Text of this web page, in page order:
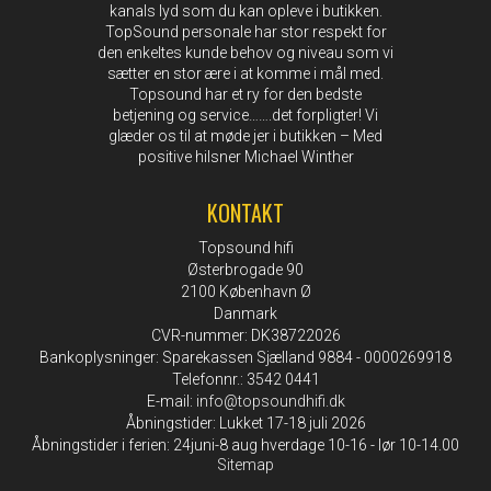
kanals lyd som du kan opleve i butikken.
TopSound personale har stor respekt for
den enkeltes kunde behov og niveau som vi
sætter en stor ære i at komme i mål med.
Topsound har et ry for den bedste
betjening og service…….det forpligter! Vi
glæder os til at møde jer i butikken – Med
positive hilsner Michael Winther
KONTAKT
Topsound hifi
Østerbrogade 90
2100 København Ø
Danmark
CVR-nummer: DK38722026
Bankoplysninger: Sparekassen Sjælland 9884 - 0000269918
Telefonnr.: 3542 0441
E-mail : info@topsoundhifi.dk
Åbningstider: Lukket 17-18 juli 2026
Åbningstider i ferien: 24juni-8 aug hverdage 10-16 - lør 10-14.00
Sitemap